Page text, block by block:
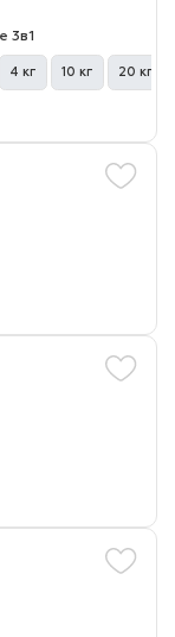
3в1
4 кг 10 кг 20 кг